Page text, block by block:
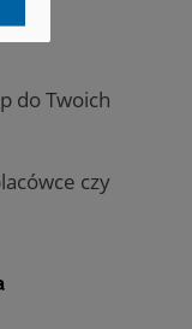
w
do Twoich
czy